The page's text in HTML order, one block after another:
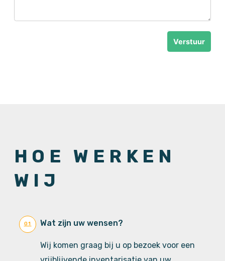
Verstuur
HOE WERKEN
WIJ
01 Wat zijn uw wensen?
Wij komen graag bij u op bezoek voor een